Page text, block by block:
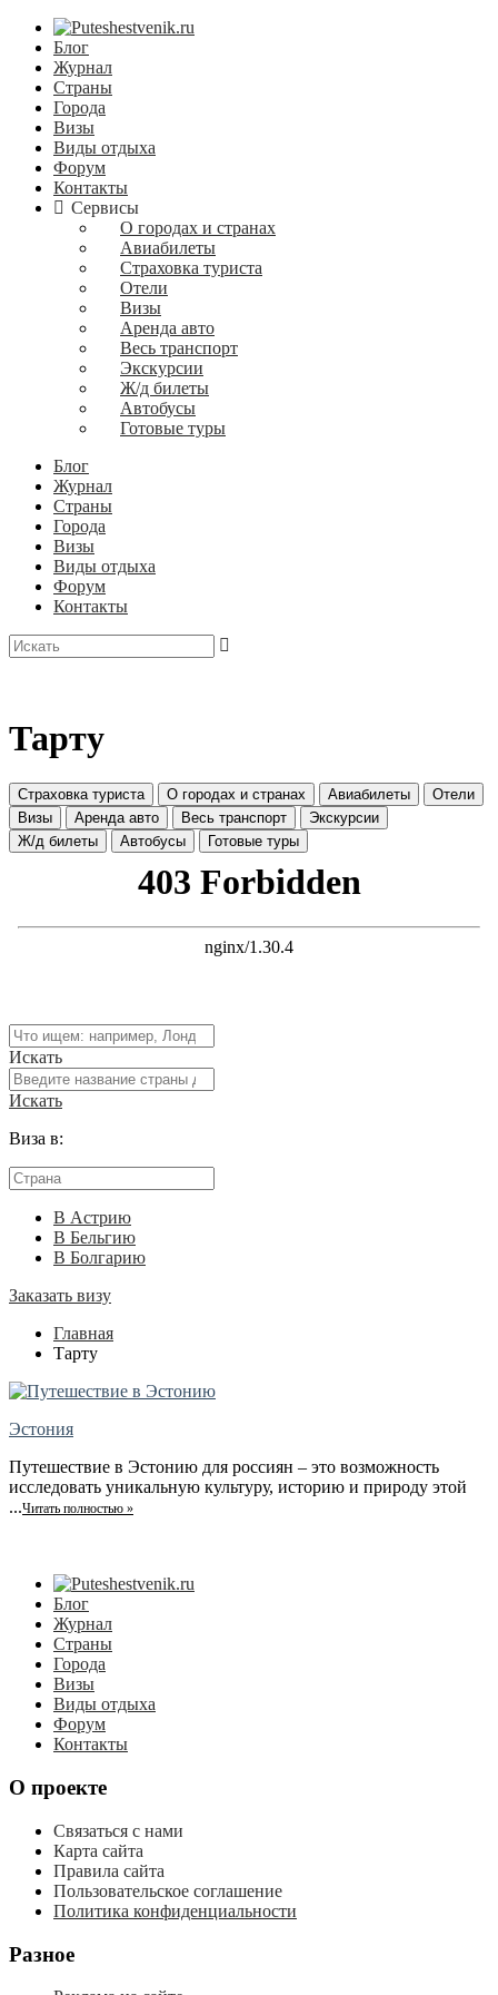
Блог
Журнал
Страны
Города
Визы
Виды отдыха
Форум
Контакты
Сервисы
О городах и странах
Авиабилеты
Страховка туриста
Отели
Визы
Аренда авто
Весь транспорт
Экскурсии
Ж/д билеты
Автобусы
Готовые туры
Блог
Журнал
Страны
Города
Визы
Виды отдыха
Форум
Контакты
Тарту
Страховка туриста О городах и странах Авиабилеты
Отели
Визы
Аренда авто Весь транспорт
Экскурсии
Ж/д билеты
Автобусы Готовые туры
Искать
Искать
Виза в:
В Астрию
В Бельгию
В Болгарию
Заказать визу
Главная
Тарту
Эстония
Путешествие в Эстонию для россиян – это возможность
исследовать уникальную культуру, историю и природу этой
...Читать полностью »
Блог
Журнал
Страны
Города
Визы
Виды отдыха
Форум
Контакты
О проекте
Связаться с нами
Карта сайта
Правила сайта
Пользовательское соглашение
Политика конфиденциальности
Разное